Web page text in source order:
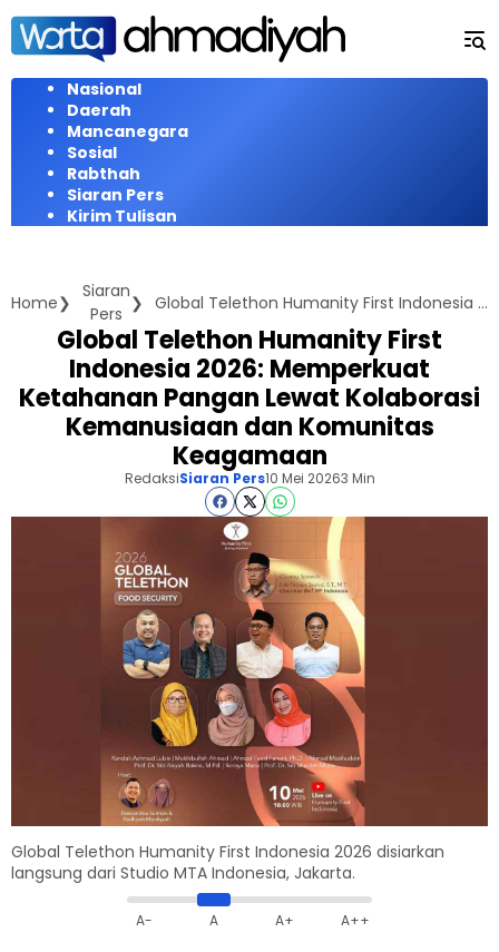
Langsung
konten
Nasional
Daerah
Mancanegara
Sosial
Rabthah
Siaran Pers
Kirim Tulisan
Home
Siaran
Pers
Global Telethon Humanity First Indonesia 2026: Memperkuat Ketahanan Pangan Lewat Kolaborasi Kemanusiaan dan Komunitas Keagamaan
Global Telethon Humanity First
Indonesia 2026: Memperkuat
Ketahanan Pangan Lewat Kolaborasi
Kemanusiaan dan Komunitas
Keagamaan
RedaksiSiaran Pers10 Mei 20263 Min
Global Telethon Humanity First Indonesia 2026 disiarkan
langsung dari Studio MTA Indonesia, Jakarta.
A- A A+ A++